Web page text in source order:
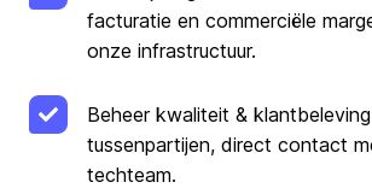
facturatie en commerciële
onze infrastructuur.
Beheer kwaliteit &
tussenpartijen, direct contact
techteam.